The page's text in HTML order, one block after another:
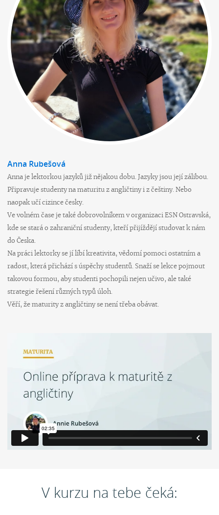
Anna Rubešová
Anna je lektorkou jazyků již nějakou dobu. Jazyky jsou její zálibou.
Připravuje studenty na maturitu z angličtiny i z češtiny. Nebo
naopak učí cizince česky.
Ve volném čase je také dobrovolníkem v organizaci ESN Ostravská,
kde se stará o zahraniční studenty, kteří přijíždějí studovat k nám
do Česka.
Na práci lektorky se jí líbí kreativita, vědomí pomoci ostatním a
radost, která přichází s úspěchy studentů. Snaží se lekce pojmout
takovou formou, aby studenti pochopili nejen učivo, ale také
strategie řešení různých typů úloh.
Věří, že maturity z angličtiny se není třeba obávat.
V kurzu na tebe čeká: